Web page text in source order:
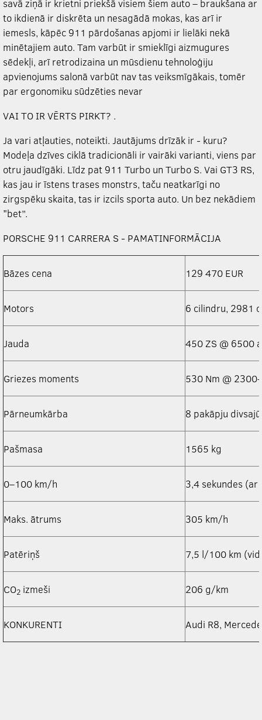
savā ziņā ir krietni priekšā visiem šiem auto – braukšana ar
to ikdienā ir diskrēta un nesagādā mokas, kas arī ir
iemesls, kāpēc 911 pārdošanas apjomi ir lielāki nekā
minētajiem auto. Tam varbūt ir smieklīgi aizmugures
sēdekļi, arī retrodizaina un mūsdienu tehnoloģiju
apvienojums salonā varbūt nav tas veiksmīgākais, tomēr
par ergonomiku sūdzēties nevar
VAI TO IR VĒRTS PIRKT? .
Ja vari atļauties, noteikti. Jautājums drīzāk ir - kuru?
Modeļa dzīves ciklā tradicionāli ir vairāki varianti, viens par
otru jaudīgāki. Līdz pat 911 Turbo un Turbo S. Vai GT3 RS,
kas jau ir īstens trases monstrs, taču neatkarīgi no
zirgspēku skaita, tas ir izcils sporta auto. Un bez nekādiem
"bet”.
PORSCHE 911 CARRERA S - PAMATINFORMĀCIJA
Bāzes cena 129 470 EUR
Motors 6 cilindru, 2981
Jauda 450 ZS @ 6500
Griezes moments 530 Nm @
Pārneumkārba 8 pakāpju
Pašmasa 1565 kg
0–100 km/h 3,4 sekundes
Maks. ātrums 305 km/h
Patēriņš 7,5 l/100 km
CO2 izmeši 206 g/km
KONKURENTI Audi R8,